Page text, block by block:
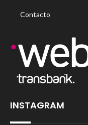
Contacto
INSTAGRAM